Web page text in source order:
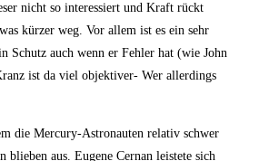
nicht so interessiert und Kraft rückt
kürzer weg. Vor allem ist es ein sehr
Schutz auch wenn er Fehler hat (wie John
ist da viel objektiver- Wer allerdings
die Mercury-Astronauten relativ schwer
aus. Eugene Cernan leistete sich